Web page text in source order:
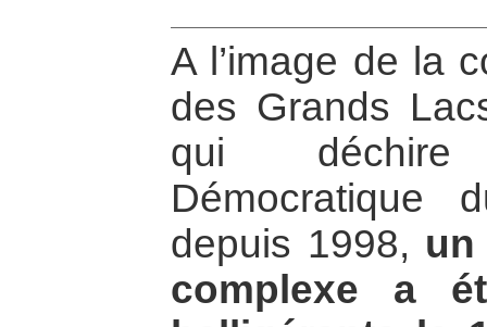
A l’image de la
des Grands
qui
Démocratique
depuis 1998, un
complexe a